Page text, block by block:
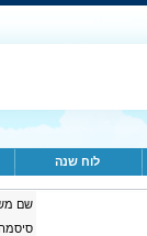
לוח שנה
שם